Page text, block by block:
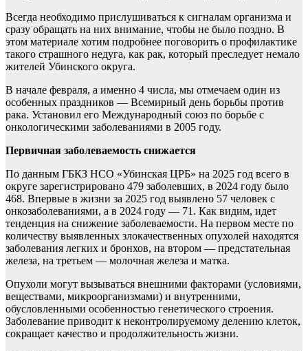
Всегда необходимо прислушиваться к сигналам организма и
сразу обращать на них внимание, чтобы не было поздно. В
этом материале хотим подробнее поговорить о профилактике
такого страшного недуга, как рак, который преследует немало
жителей Убинского округа.
В начале февраля, а именно 4 числа, мы отмечаем один из
особенных праздников — Всемирный день борьбы против
рака. Установил его Международный союз по борьбе с
онкологическими заболеваниями в 2005 году.
Первичная заболеваемость снижается
По данным ГБКЗ НСО «Убинская ЦРБ» на 2025 год всего в
округе зарегистрировано 479 заболевших, в 2024 году было
468. Впервые в жизни за 2025 год выявлено 57 человек с
онкозаболеваниями, а в 2024 году — 71. Как видим, идет
тенденция на снижение заболеваемости. На первом месте по
количеству выявленных злокачественных опухолей находятся
заболевания легких и бронхов, на втором — предстательная
железа, на третьем — молочная железа и матка.
Опухоли могут вызываться внешними факторами (условиями,
веществами, микроорганизмами) и внутренними,
обусловленными особенностью генетического строения.
Заболевание приводит к неконтролируемому делению клеток,
сокращает качество и продолжительность жизни.